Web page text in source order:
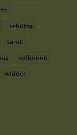
schütze
tarot
vollmond
widder
Funktionen und
Publishern